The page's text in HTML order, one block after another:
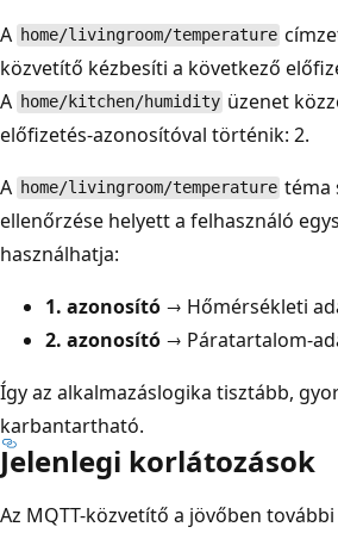
A home/livingroom/temperature
közvetítő kézbesíti a következő
A home/kitchen/humidity üzenet
előfizetés-azonosítóval történik: 2.
A home/livingroom/temperature téma
ellenőrzése helyett a felhasználó
használhatja:
1. azonosító → Hőmérsékleti
2. azonosító → Páratartalom-
Így az alkalmazáslogika tisztább,
karbantartható.
Jelenlegi korlátozások
Az MQTT-közvetítő a jövőben további